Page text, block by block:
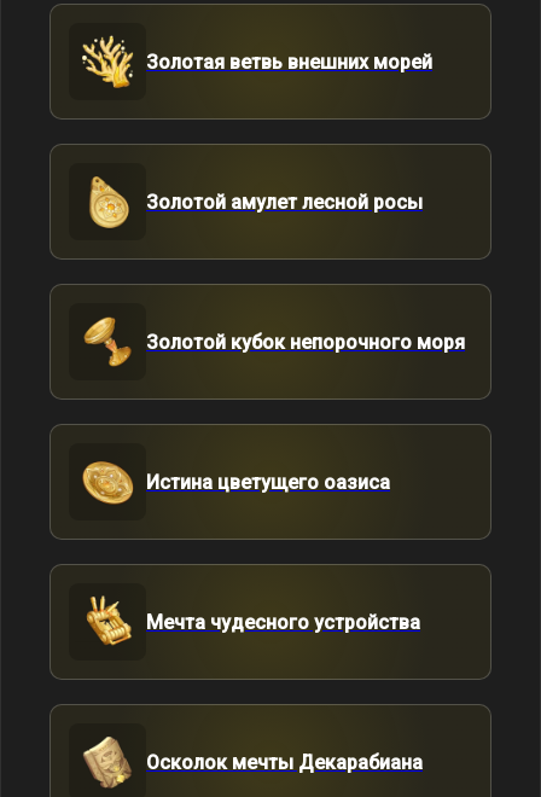
Золотая ветвь внешних морей
Золотой амулет лесной росы
Золотой кубок непорочного моря
Истина цветущего оазиса
Мечта чудесного устройства
Осколок мечты Декарабиана